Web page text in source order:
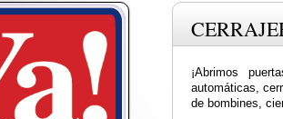
¡Abrimos
automáticas,
de bombines,